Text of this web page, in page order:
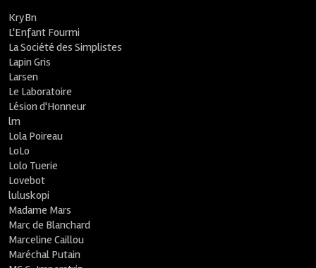
KryBn
L'Enfant Fourmi
La Société des Simplistes
Lapin Gris
Larsen
Le Laboratoire
Lésion d'Honneur
lm
Lola Poireau
LoLo
Lolo Tuerie
Lovebot
luluskopi
Madame Mars
Marc de Blanchard
Marceline Caillou
Maréchal Putain